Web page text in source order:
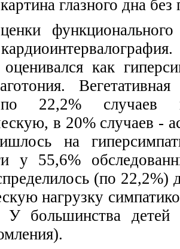
глазного дна без
функционального
оценивался как
22,2% случаев
в 20% случаев -
на
у 55,6%
(по 22,2%)
нагрузку
большинства детей